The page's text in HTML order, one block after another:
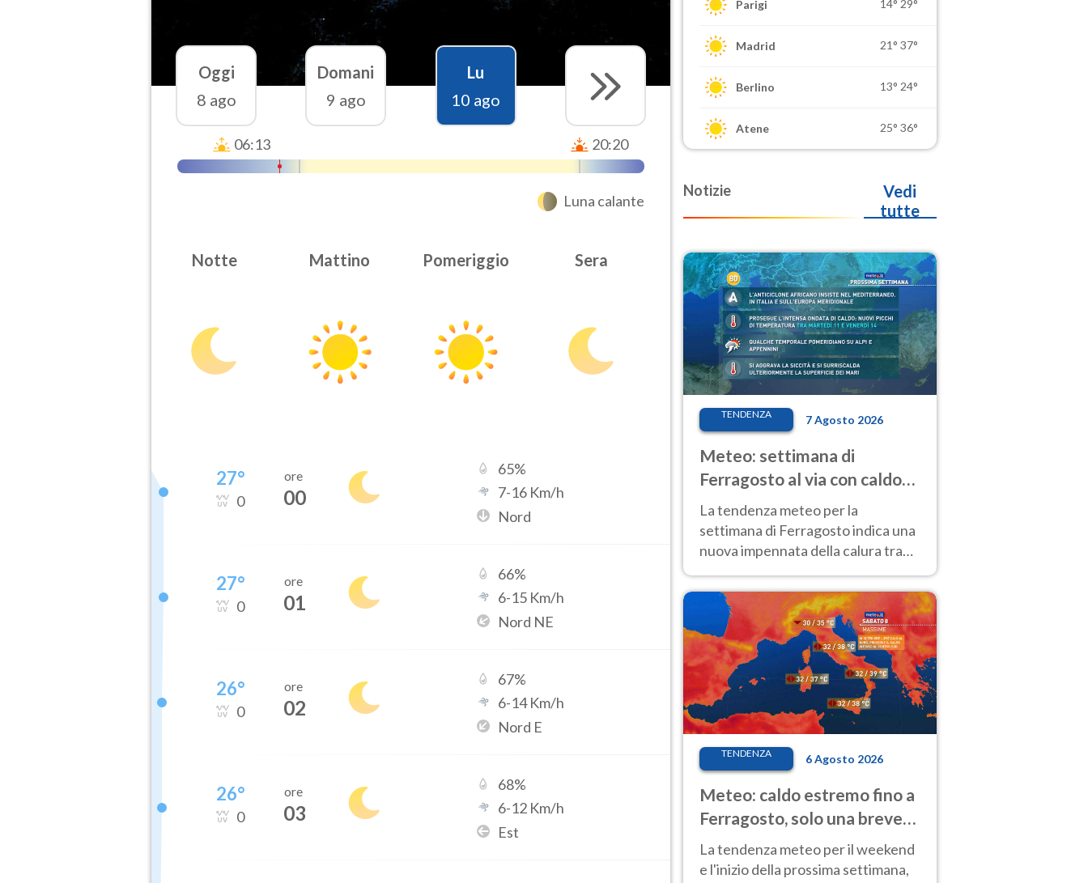
Oggi
8 ago
Domani
9 ago
Lu
10 ago
06:13 20:20
Luna calante
Notte Mattino Pomeriggio Sera
27°
0
ore
00
65%
7-16 Km/h
Nord
27°
0
ore
01
66%
6-15 Km/h
Nord NE
26°
0
ore
02
67%
6-14Km/h
Nord E
26°
0
ore
03
68%
6-12 Km/h
Est
Parigi 14° 29°
Madrid 21° 37°
Berlino 13° 24°
Atene 25° 36°
Notizie
Vedi
tutte
TENDENZA 7 Agosto 2026
Meteo: settimana di
Ferragosto al via con caldo
intenso e qualche temporale
La tendenza meteo per la
settimana di Ferragosto indica una
nuova impennata della calura tra
anche al Nord.
TENDENZA 6 Agosto 2026
Meteo: caldo estremo fino a
Ferragosto, solo una breve
pausa. Ecco dove
La tendenza meteo per il weekend
e l'inizio della prossima settimana,